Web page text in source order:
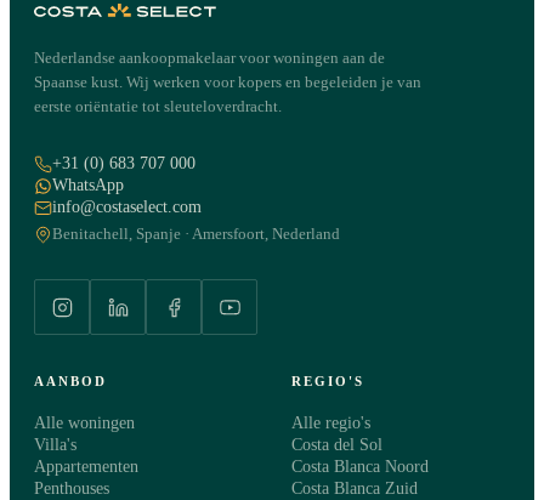
Nederlandse aankoopmakelaar voor woningen aan de
Spaanse kust. Wij werken voor kopers en begeleiden je van
eerste oriëntatie tot sleuteloverdracht.
+31 (0) 683 707 000
WhatsApp
info@costaselect.com
Benitachell, Spanje · Amersfoort, Nederland
AANBOD
Alle woningen
Villa's
Appartementen
Penthouses
REGIO'S
Alle regio's
Costa del Sol
Costa Blanca Noord
Costa Blanca Zuid